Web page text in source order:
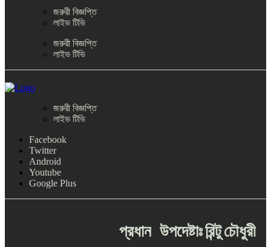
জরুরী বিজ্ঞপ্তি
লাইভ টিভি
জরুরী বিজ্ঞপ্তি
লাইভ টিভি
জরুরী বিজ্ঞপ্তি
লাইভ টিভি
Facebook
Twitter
Android
Youtube
Google Plus
প্রধান উপদেষ্টাঃরিন্টুচৌধুরী